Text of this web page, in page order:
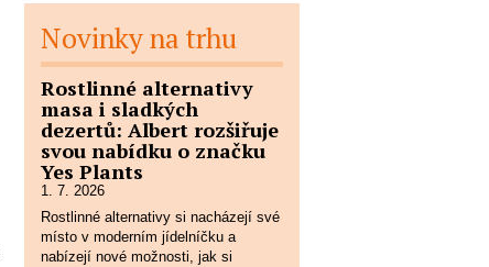
Novinky na trhu
Rostlinné alternativy
masa i sladkých
dezertů: Albert rozšiřuje
svou nabídku o značku
Yes Plants
1. 7. 2026
Rostlinné alternativy si nacházejí své
místo v moderním jídelníčku a
nabízejí nové možnosti, jak si